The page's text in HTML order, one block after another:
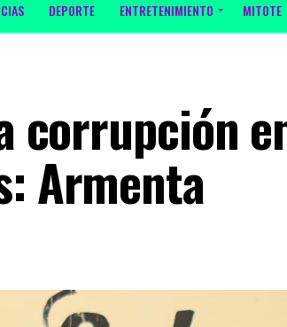
DEPORTE ENTRETENIMIENTO MITOTE
corrupción
Armenta